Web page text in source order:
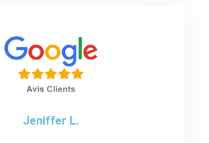
Jeniffer L.